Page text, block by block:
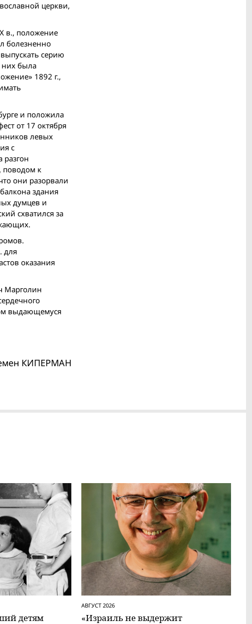
церкви,
в., положение
болезненно
серию
них была
1892 г.,
и положила
от 17 октября
левых
с
поводом к
они разорвали
здания
думцев и
схватился за
для
оказания
Марголин
выдающемуся
КИПЕРМАН
детям
АВГУСТ 2026
«Израиль не выдержит